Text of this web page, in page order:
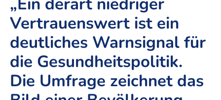
Vertrauenswert ist ein
deutliches Warnsignal für
die Gesundheitspolitik.
Die Umfrage zeichnet das